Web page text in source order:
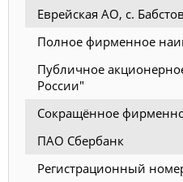
Еврейская АО, с.
Полное фирменное
Публичное
России"
Сокращённое
ПАО Сбербанк
Регистрационный